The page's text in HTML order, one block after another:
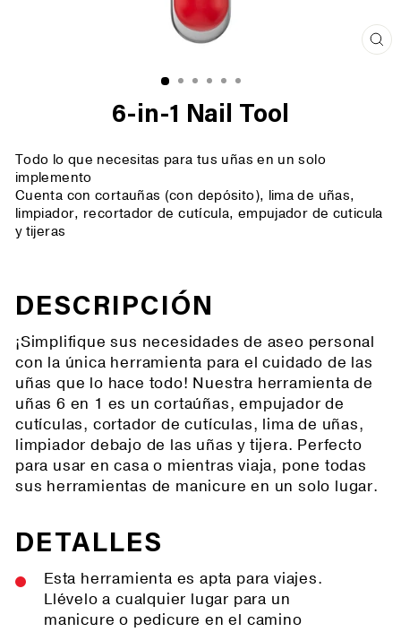
6-in-1 Nail Tool
Todo lo que necesitas para tus uñas en un solo
implemento
Cuenta con cortauñas (con depósito), lima de uñas,
limpiador, recortador de cutícula, empujador de cuticula
y tijeras
DESCRIPCIÓN
¡Simplifique sus necesidades de aseo personal
con la única herramienta para el cuidado de las
uñas que lo hace todo! Nuestra herramienta de
uñas 6 en 1 es un cortaúñas, empujador de
cutículas, cortador de cutículas, lima de uñas,
limpiador debajo de las uñas y tijera. Perfecto
para usar en casa o mientras viaja, pone todas
sus herramientas de manicure en un solo lugar.
DETALLES
Esta herramienta es apta para viajes.
Llévelo a cualquier lugar para un
manicure o pedicure en el camino